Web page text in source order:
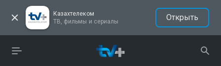
Казахтелеком
ТВ, фильмы и сериалы
Открыть